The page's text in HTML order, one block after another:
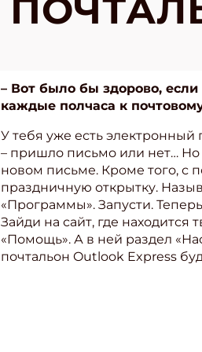
– Вот было бы здорово,
каждые полчаса к
У тебя уже есть
– пришло письмо или нет… Но
новом письме. Кроме того, с
праздничную открытку.
«Программы». Запусти.
Зайди на сайт, где
«Помощь». А в ней раздел
почтальон Outlook Express